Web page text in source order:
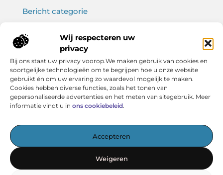
Wij respecteren uw
privacy
Bij ons staat uw privacy voorop.We maken gebruik van cookies en
soortgelijke technologieën om te begrijpen hoe u onze website
gebruikt én om uw ervaring zo waardevol mogelijk te maken.
Cookies hebben diverse functies, zoals het tonen van
gepersonaliseerde advertenties en het meten van sitegebruik. Meer
informatie vindt u in ons cookiebeleid.
Accepteren
Weigeren
Het startpunt voor kennis en inspiratie
— Verken boeiende artikelen, handige tips en verhelderende
vandaag nog wat Vereniging BERK voor jou in petto heeft!
Onze informatie
Bericht categorie